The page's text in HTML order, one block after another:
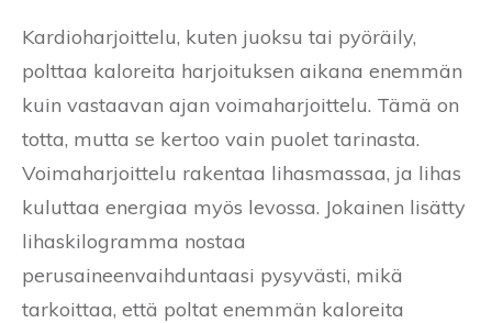
Kardioharjoittelu, kuten juoksu tai pyöräily,
polttaa kaloreita harjoituksen aikana enemmän
kuin vastaavan ajan voimaharjoittelu. Tämä on
totta, mutta se kertoo vain puolet tarinasta.
Voimaharjoittelu rakentaa lihasmassaa, ja lihas
kuluttaa energiaa myös levossa. Jokainen lisätty
lihaskilogramma nostaa
perusaineenvaihduntaasi pysyvästi, mikä
tarkoittaa, että poltat enemmän kaloreita